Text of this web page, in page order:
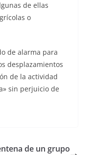
de ellas
o
de alarma para
desplazamientos
de la actividad
sin perjuicio de
de un grupo